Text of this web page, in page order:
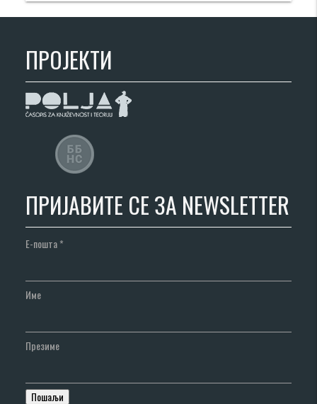
ПРОЈЕКТИ
ПРИЈАВИТЕ СЕ ЗА NEWSLETTER
Е-пошта*
Име
Презиме